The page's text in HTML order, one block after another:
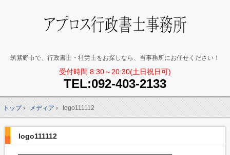
筑紫野市で、行政書士・社労士をお探しなら、当事務所にお任せください！
受付時間 8:30～20:30(土日祝日可)
TEL:092-403-2133
トップ› メディア› logo111112
logo111112